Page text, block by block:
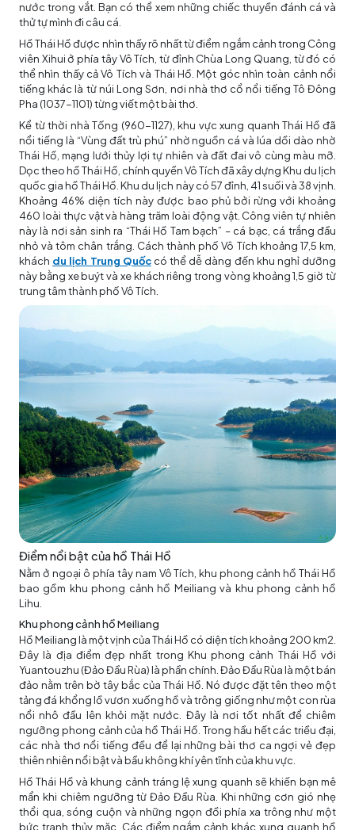
nước trong vắt. Bạn có thể xem những chiếc thuyền đánh cá và
thử tự mình đi câu cá.
Hồ Thái Hồ được nhìn thấy rõ nhất từ ​​điểm ngắm cảnh trong Công
viên Xihui ở phía tây Vô Tích, từ đỉnh Chùa Long Quang, từ đó có
thể nhìn thấy cả Vô Tích và Thái Hồ. Một góc nhìn toàn cảnh nổi
tiếng khác là từ núi Long Sơn, nơi nhà thơ cổ nổi tiếng Tô Đông
Pha (1037-1101) từng viết một bài thơ.
Kể từ thời nhà Tống (960-1127), khu vực xung quanh Thái Hồ đã
nổi tiếng là “Vùng đất trù phú” nhờ nguồn cá và lúa dồi dào nhờ
Thái Hồ, mạng lưới thủy lợi tự nhiên và đất đai vô cùng màu mỡ.
Dọc theo hồ Thái Hồ, chính quyền Vô Tích đã xây dựng Khu du lịch
quốc gia hồ Thái Hồ. Khu du lịch này có 57 đỉnh, 41 suối và 38 vịnh.
Khoảng 46% diện tích này được bao phủ bởi rừng với khoảng
460 loài thực vật và hàng trăm loài động vật. Công viên tự nhiên
này là nơi sản sinh ra “Thái Hồ Tam bạch” – cá bạc, cá trắng đầu
nhỏ và tôm chân trắng. Cách thành phố Vô Tích khoảng 17,5 km,
khách du lịch Trung Quốccó thể dễ dàng đến khu nghỉ dưỡng
này bằng xe buýt và xe khách riêng trong vòng khoảng 1,5 giờ từ
trung tâm thành phố Vô Tích.
Điểm nổi bật của hồ Thái Hồ
Nằm ở ngoại ô phía tây nam Vô Tích, khu phong cảnh hồ Thái Hồ
bao gồm khu phong cảnh hồ Meiliang và khu phong cảnh hồ
Lihu.
Khu phong cảnh hồ Meiliang
Hồ Meiliang là một vịnh của Thái Hồ có diện tích khoảng 200 km2.
Đây là địa điểm đẹp nhất trong Khu phong cảnh Thái Hồ với
Yuantouzhu (Đảo Đầu Rùa) là phần chính. Đảo Đầu Rùa là một bán
đảo nằm trên bờ tây bắc của Thái Hồ. Nó được đặt tên theo một
tảng đá khổng lồ vươn xuống hồ và trông giống như một con rùa
nổi nhô đầu lên khỏi mặt nước. Đây là nơi tốt nhất để chiêm
ngưỡng phong cảnh của hồ Thái Hồ. Trong hầu hết các triều đại,
các nhà thơ nổi tiếng đều để lại những bài thơ ca ngợi vẻ đẹp
thiên nhiên nổi bật và bầu không khí yên tĩnh của khu vực.
Hồ Thái Hồ và khung cảnh tráng lệ xung quanh sẽ khiến bạn mê
mẩn khi chiêm ngưỡng từ Đảo Đầu Rùa. Khi những cơn gió nhẹ
thổi qua, sóng cuộn và những ngọn đồi phía xa trông như một
bức tranh thủy mặc. Các điểm ngắm cảnh khác xung quanh hồ